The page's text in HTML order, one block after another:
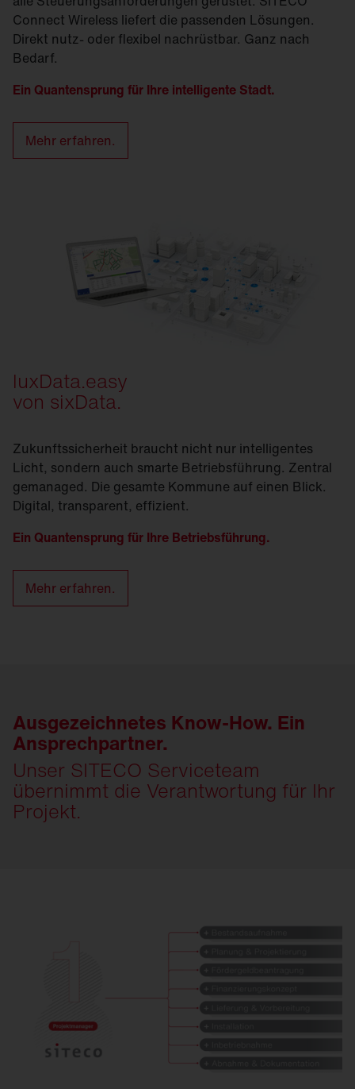
Connect Wireless liefert die passenden Lösungen.
Direkt nutz- oder flexibel nachrüstbar. Ganz nach
Bedarf.
Ein Quantensprung für Ihre intelligente Stadt.
Mehr erfahren.
luxData.easy
von sixData.
Zukunftssicherheit braucht nicht nur intelligentes
Licht, sondern auch smarte Betriebsführung. Zentral
gemanaged. Die gesamte Kommune auf einen Blick.
Digital, transparent, effizient.
Ein Quantensprung für Ihre Betriebsführung.
Mehr erfahren.
Ausgezeichnetes Know-How. Ein
Ansprechpartner.
Unser SITECO Serviceteam
übernimmt die Verantwortung für Ihr
Projekt.